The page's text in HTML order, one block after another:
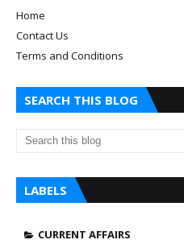
Home
Contact Us
Terms and Conditions
SEARCH THIS BLOG
LABELS
CURRENT AFFAIRS